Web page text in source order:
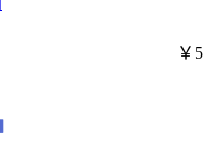
￥5